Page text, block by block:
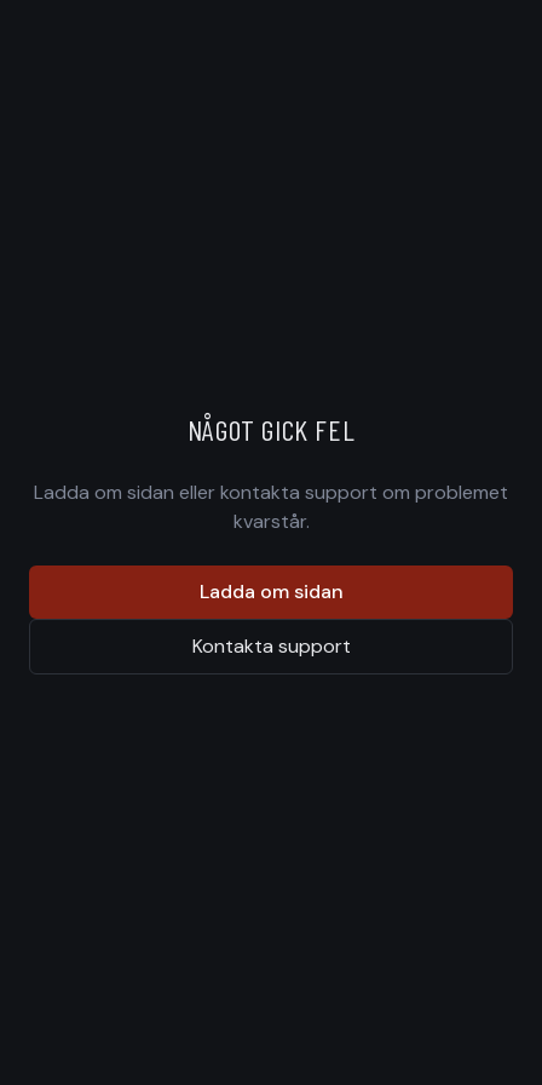
NÅGOT GICK FEL
Ladda om sidan eller kontakta support om problemet
kvarstår.
Ladda om sidan
Kontakta support